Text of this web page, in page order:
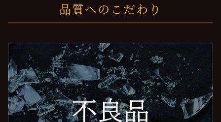
品質へのこだわり